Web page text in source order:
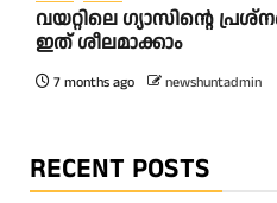
വയറ്റിലെ ഗ്യാസിന്റെ
ഇത് ശീലമാക്കാം
7 months ago newshuntadmin
RECENT POSTS